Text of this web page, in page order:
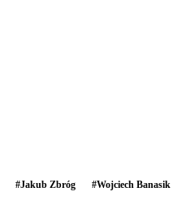
#Jakub Zbróg #Wojciech Banasik